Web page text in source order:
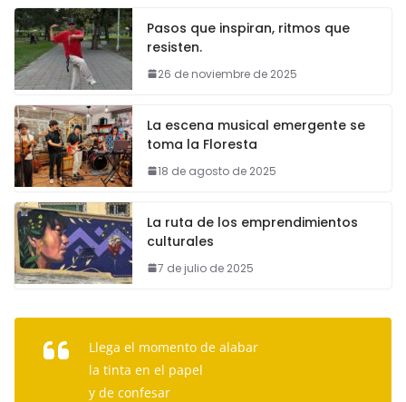
Pasos que inspiran, ritmos que
resisten.
26 de noviembre de 2025
La escena musical emergente se
toma la Floresta
18 de agosto de 2025
La ruta de los emprendimientos
culturales
7 de julio de 2025
Llega el momento de alabar
la tinta en el papel
y de confesar